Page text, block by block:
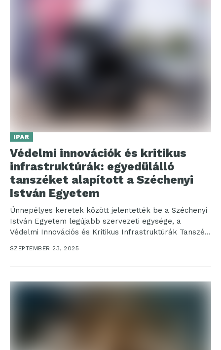
IPAR
Védelmi innovációk és kritikus
infrastruktúrák: egyedülálló
tanszéket alapított a Széchenyi
István Egyetem
Ünnepélyes keretek között jelentették be a Széchenyi
István Egyetem legújabb szervezeti egysége, a
Védelmi Innovációs és Kritikus Infrastruktúrák Tanszék
SZEPTEMBER 23, 2025